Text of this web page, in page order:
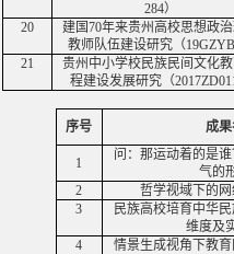
284）
20
建国70年来贵州高校思想政
教师队伍建设研究（
21
贵州中小学校民族民间文化
程建设发展研究（
序号 成
1
问：那运动着的是
气的
2
哲学视域下的
3
民族高校培育中华
维度及
4
情景生成视角下教